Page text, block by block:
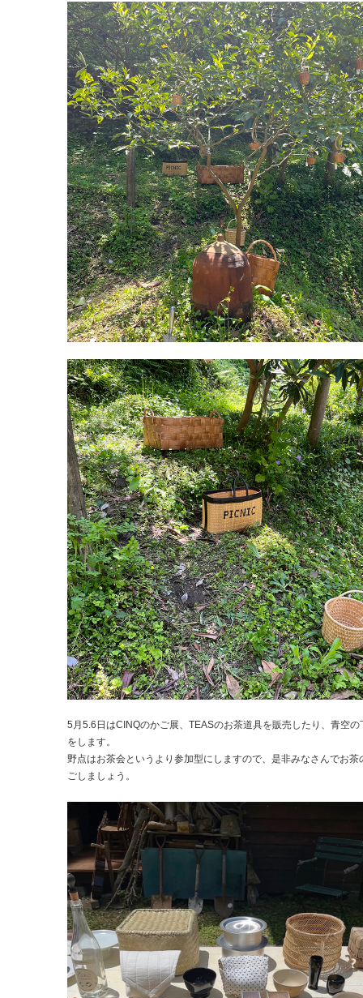
5月5.6日はCINQのかご展、TEASのお茶道具を販売したり、青空の
をします。
野点はお茶会というより参加型にしますので、是非みなさんでお茶
ごしましょう。